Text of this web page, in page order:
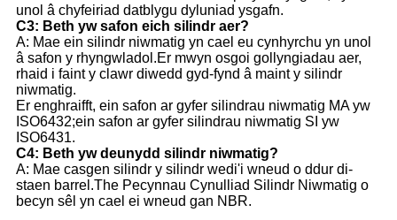
unol â chyfeiriad datblygu dyluniad ysgafn.
C3: Beth yw safon eich silindr aer?
A: Mae ein silindr niwmatig yn cael eu cynhyrchu yn unol
â safon y rhyngwladol.Er mwyn osgoi gollyngiadau aer,
rhaid i faint y clawr diwedd gyd-fynd â maint y silindr
niwmatig.
Er enghraifft, ein safon ar gyfer silindrau niwmatig MA yw
ISO6432;ein safon ar gyfer silindrau niwmatig SI yw
ISO6431.
C4: Beth yw deunydd silindr niwmatig?
A: Mae casgen silindr y silindr wedi'i wneud o ddur di-
staen barrel.The Pecynnau Cynulliad Silindr Niwmatig o
becyn sêl yn cael ei wneud gan NBR.